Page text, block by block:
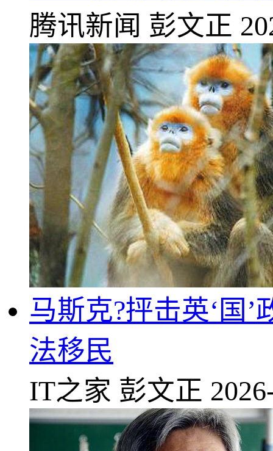
腾讯新闻 彭文正
马斯克?抨击英‘国
法移民
IT之家 彭文正